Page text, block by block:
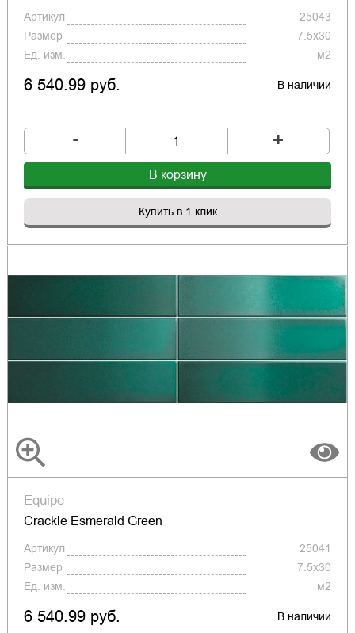
Артикул
25043
Размер
7.5x30
Ед. изм.
м2
6 540.99 руб. В наличии
- +
В корзину
Купить в 1 клик
Equipe
Crackle Esmerald Green
Артикул
25041
Размер
7.5x30
Ед. изм.
м2
6 540.99 руб. В наличии